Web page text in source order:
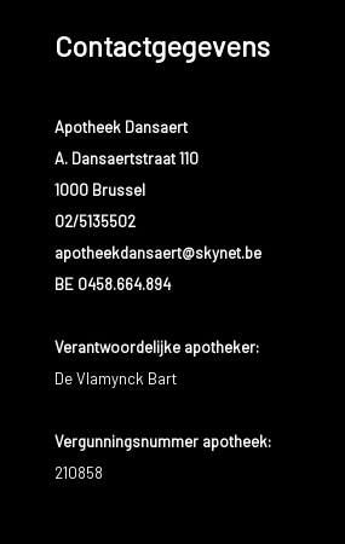
Contactgegevens
Apotheek Dansaert
A. Dansaertstraat 110
1000 Brussel
02/5135502
apotheekdansaert@skynet.be
BE 0458.664.894
Verantwoordelijke apotheker:
De Vlamynck Bart
Vergunningsnummer apotheek:
210858